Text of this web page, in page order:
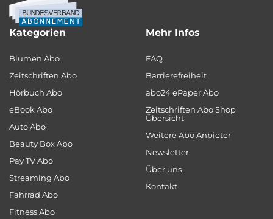
Kategorien
Blumen Abo
Zeitschriften Abo
Hörbuch Abo
eBook Abo
Auto Abo
Beauty Box Abo
Pay TV Abo
Streaming Abo
Fahrrad Abo
Fitness Abo
Mehr Infos
FAQ
Barrierefreiheit
abo24 ePaper Abo
Zeitschriften Abo Shop
Übersicht
Weitere Abo Anbieter
Newsletter
Über uns
Kontakt